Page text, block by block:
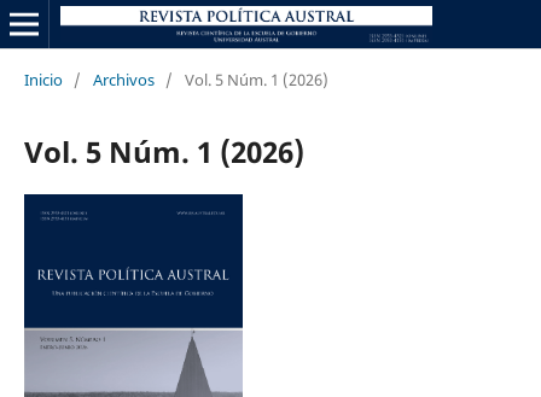
Inicio / Archivos / Vol. 5 Núm. 1 (2026)
Vol. 5 Núm. 1 (2026)